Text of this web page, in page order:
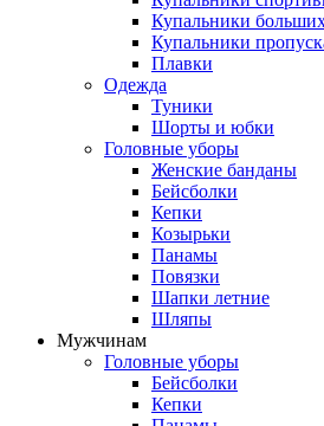
Купальники
Купальники
Плавки
Одежда
Туники
Шорты и юбки
Головные уборы
Женские банданы
Бейсболки
Кепки
Козырьки
Панамы
Повязки
Шапки летние
Шляпы
Мужчинам
Головные уборы
Бейсболки
Кепки